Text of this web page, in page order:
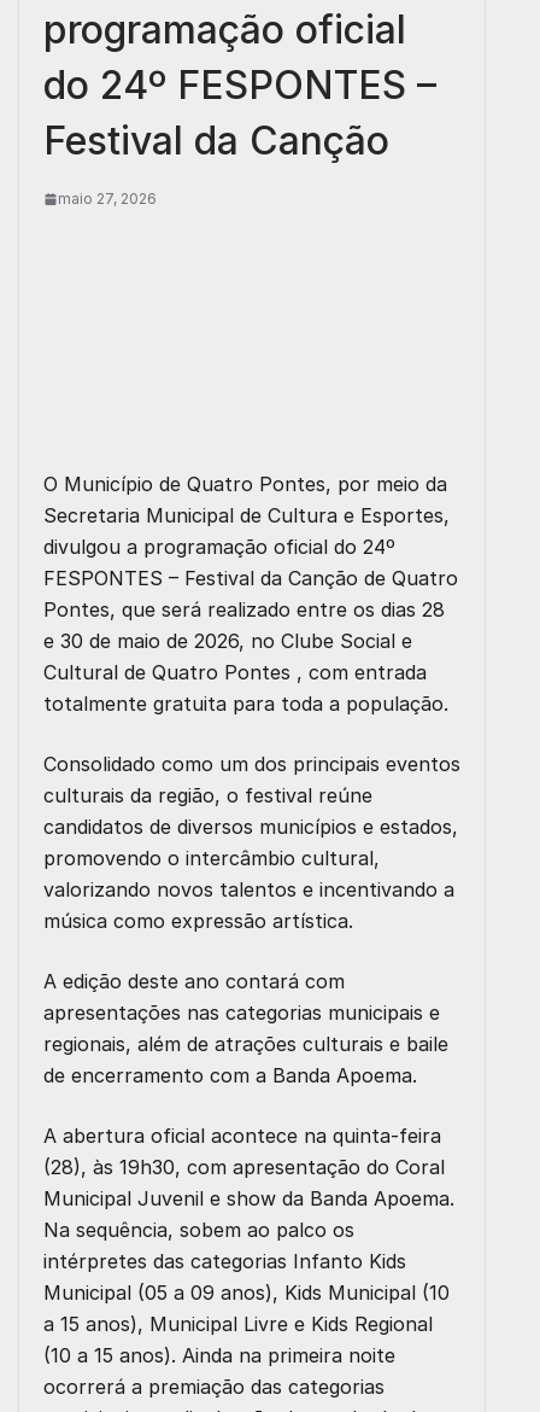
programação oficial
do 24º FESPONTES –
Festival da Canção
maio 27, 2026
O Município de Quatro Pontes, por meio da
Secretaria Municipal de Cultura e Esportes,
divulgou a programação oficial do 24º
FESPONTES – Festival da Canção de Quatro
Pontes, que será realizado entre os dias 28
e 30 de maio de 2026, no Clube Social e
Cultural de Quatro Pontes , com entrada
totalmente gratuita para toda a população.
Consolidado como um dos principais eventos
culturais da região, o festival reúne
candidatos de diversos municípios e estados,
promovendo o intercâmbio cultural,
valorizando novos talentos e incentivando a
música como expressão artística.
A edição deste ano contará com
apresentações nas categorias municipais e
regionais, além de atrações culturais e baile
de encerramento com a Banda Apoema.
A abertura oficial acontece na quinta-feira
(28), às 19h30, com apresentação do Coral
Municipal Juvenil e show da Banda Apoema.
Na sequência, sobem ao palco os
intérpretes das categorias Infanto Kids
Municipal (05 a 09 anos), Kids Municipal (10
a 15 anos), Municipal Livre e Kids Regional
(10 a 15 anos). Ainda na primeira noite
ocorrerá a premiação das categorias